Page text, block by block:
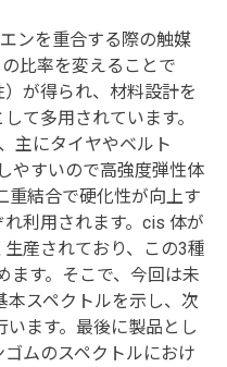
ンを重合する際の触媒
比率を変えることで
が得られ、材料設計を
て多用されています。
主にタイヤやベルト
やすいので高強度弾性体
重結合で硬化性が向上す
利用されます。cis 体が
産されており、この3種
ます。そこで、今回は未
スペクトルを示し、次
います。最後に製品とし
ムのスペクトルにおけ